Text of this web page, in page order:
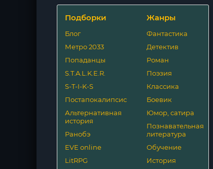
Подборки
Блог
Метро 2033
Попаданцы
S.T.A.L.K.E.R.
S-T-I-K-S
Постапокалипсис
Альтернативная
история
Ранобэ
EVE online
LitRPG
Жанры
Фантастика
Детектив
Роман
Поэзия
Классика
Боевик
Юмор, сатира
Познавательная
литература
Обучение
История